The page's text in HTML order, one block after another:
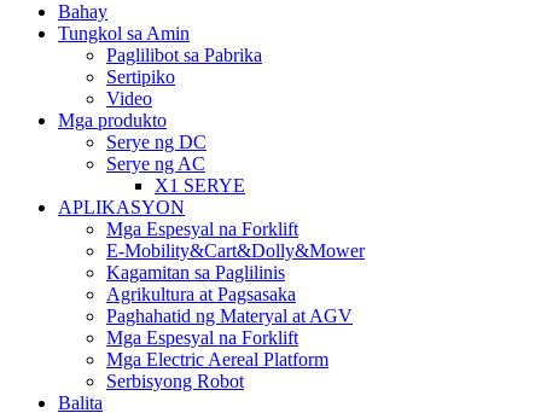
Bahay
Tungkol sa Amin
Paglilibot sa Pabrika
Sertipiko
Video
Mga produkto
Serye ng DC
Serye ng AC
X1 SERYE
APLIKASYON
Mga Espesyal na Forklift
E-Mobility&Cart&Dolly&Mower
Kagamitan sa Paglilinis
Agrikultura at Pagsasaka
Paghahatid ng Materyal at AGV
Mga Espesyal na Forklift
Mga Electric Aereal Platform
Serbisyong Robot
Balita